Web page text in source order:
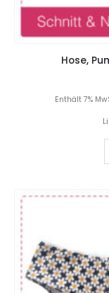
Hose,
Enthält 7%